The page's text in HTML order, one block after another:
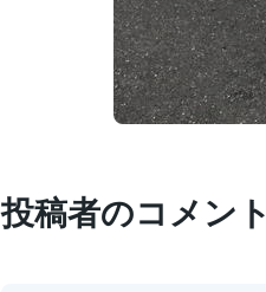
投稿者のコメント